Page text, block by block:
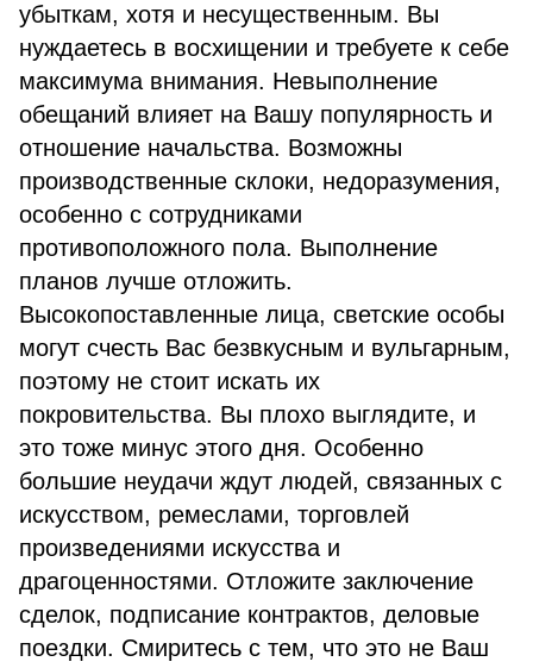
убыткам, хотя и несущественным. Вы
нуждаетесь в восхищении и требуете к себе
максимума внимания. Невыполнение
обещаний влияет на Вашу популярность и
отношение начальства. Возможны
производственные склоки, недоразумения,
особенно с сотрудниками
противоположного пола. Выполнение
планов лучше отложить.
Высокопоставленные лица, светские особы
могут счесть Вас безвкусным и вульгарным,
поэтому не стоит искать их
покровительства. Вы плохо выглядите, и
это тоже минус этого дня. Особенно
большие неудачи ждут людей, связанных с
искусством, ремеслами, торговлей
произведениями искусства и
драгоценностями. Отложите заключение
сделок, подписание контрактов, деловые
поездки. Смиритесь с тем, что это не Ваш